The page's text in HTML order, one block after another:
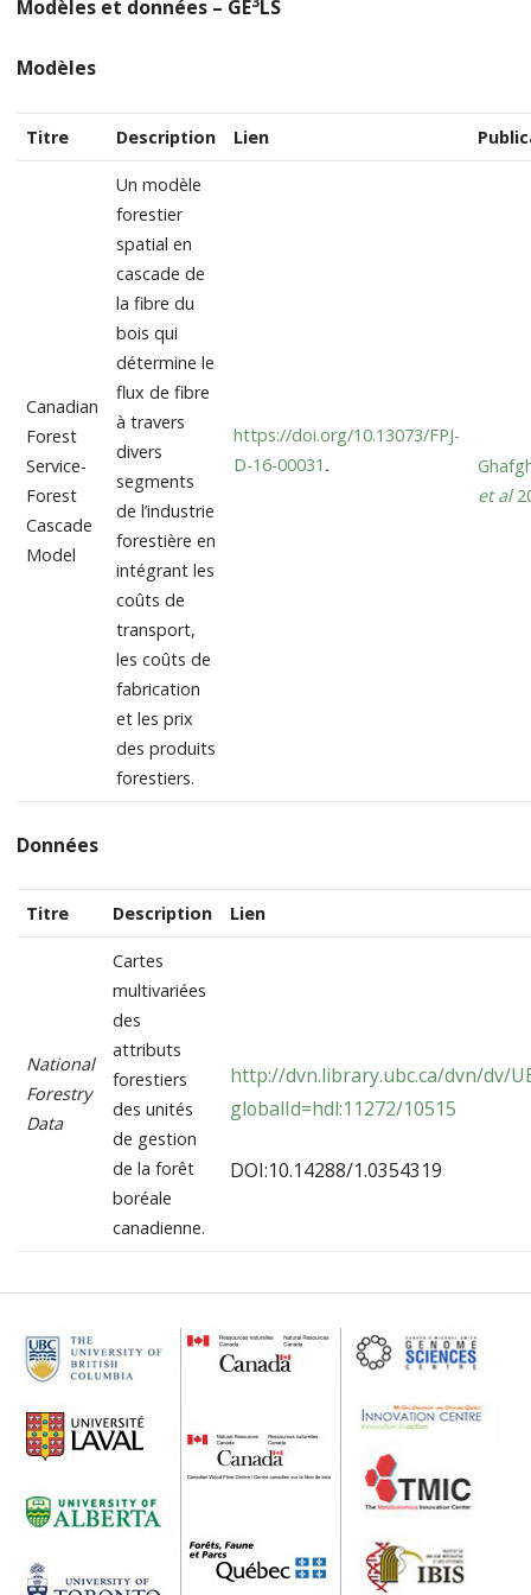
Modèles et données – GE LS
Modèles
Titre Description Lien
Canadian
Forest
Service-
Forest
Cascade
Model
Un modèle
forestier
spatial en
cascade de
la fibre du
bois qui
détermine le
flux de fibre
à travers
divers
segments
de l’industrie
forestière en
intégrant les
coûts de
transport,
les coûts de
fabrication
et les prix
des produits
forestiers.
https://doi.org/10.13073/FPJ-
D-16-00031 .
et al
Données
Titre Description Lien
National
Forestry
Data
Cartes
multivariées
des
attributs
forestiers
des unités
de gestion
de la forêt
boréale
canadienne.
http://dvn.library.ubc.ca/dvn/dv/
globalId=hdl:11272/10515
DOI:10.14288/1.0354319